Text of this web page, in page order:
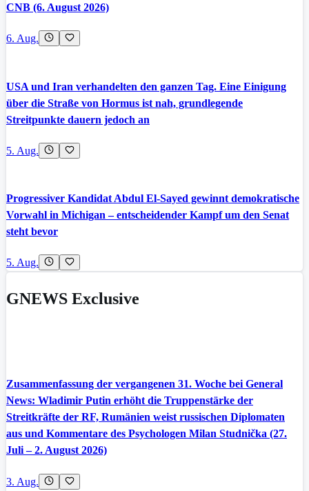
CNB (6. August 2026)
6. Aug.
USA und Iran verhandelten den ganzen Tag. Eine Einigung
über die Straße von Hormus ist nah, grundlegende
Streitpunkte dauern jedoch an
5. Aug.
Progressiver Kandidat Abdul El-Sayed gewinnt demokratische
Vorwahl in Michigan – entscheidender Kampf um den Senat
steht bevor
5. Aug.
GNEWS Exclusive
Zusammenfassung der vergangenen 31. Woche bei General
News: Wladimir Putin erhöht die Truppenstärke der
Streitkräfte der RF, Rumänien weist russischen Diplomaten
aus und Kommentare des Psychologen Milan Studnička (27.
Juli – 2. August 2026)
3. Aug.